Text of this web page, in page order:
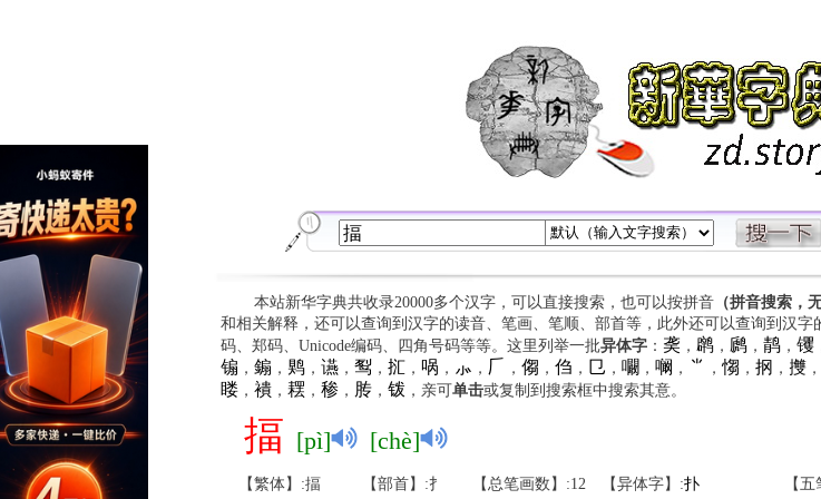
本站新华字典共收录20000多个汉字，可以直接搜索，也可以按拼音（拼音搜索，
和相关解释，还可以查询到汉字的读音、笔画、笔顺、部首等，此外还可以查询到汉
码、郑码、Unicode编码、四角号码等等。这里列举一批异体字： 䶮 ， 䴙， 䴘， 䴖， 䦆
䦂 ， 䥇 ， 䴗， 䜩， 䴕， 㧟 ， 㖞 ， ⺗ ， 𠂆 ， 㑳 ， 㑇 ， 㔾 ， 㘚 ， 㘎 ， ⺌ ， 㥮 ， 㧏 ， 㩳，
䁖， 䙡， 䎬 ， 䅟， 䏝， 䥽，亲可单击或复制到搜索框中搜索其意。
揊 [pì] [chè]
【繁体】:揊 【部首】:扌 【总笔画数】:12 【异体字】:扑 【